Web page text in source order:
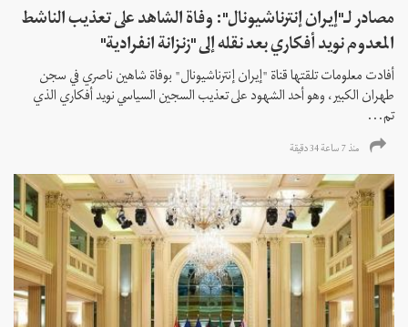
مصادر لـ"إيران إنترناشيونال": وفاة الشاهد على تعذيب الناشط
المعدوم نويد أفكاري بعد نقله إلى "زنزانة انفرادية"
أفادت معلومات تلقتها قناة "إيران إنترناشيونال" بوفاة شاهين ناصري في سجن
طهران الكبير، وهو أحد الشهود على تعذيب السجين السياسي نويد أفكاري الذي
تم...
منذ 7 ساعة 34 دقیقة